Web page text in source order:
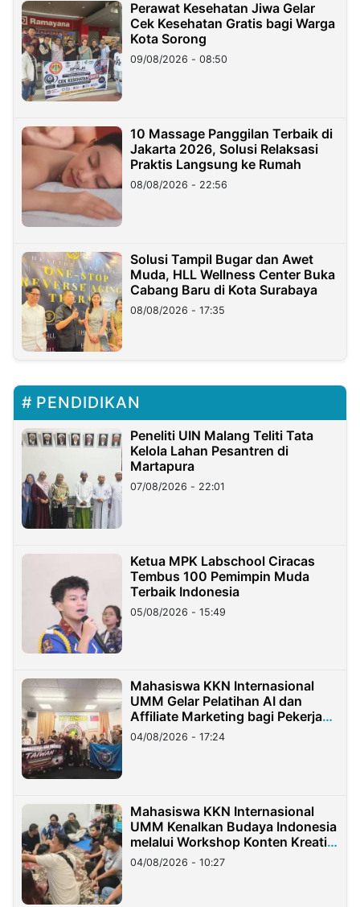
Perawat Kesehatan Jiwa Gelar
Cek Kesehatan Gratis bagi Warga
Kota Sorong
09/08/2026 - 08:50
10 Massage Panggilan Terbaik di
Jakarta 2026, Solusi Relaksasi
Praktis Langsung ke Rumah
08/08/2026 - 22:56
Solusi Tampil Bugar dan Awet
Muda, HLL Wellness Center Buka
Cabang Baru di Kota Surabaya
08/08/2026 - 17:35
PENDIDIKAN
Peneliti UIN Malang Teliti Tata
Kelola Lahan Pesantren di
Martapura
07/08/2026 - 22:01
Ketua MPK Labschool Ciracas
Tembus 100 Pemimpin Muda
Terbaik Indonesia
05/08/2026 - 15:49
Mahasiswa KKN Internasional
UMM Gelar Pelatihan AI dan
Affiliate Marketing bagi Pekerja
Migran Indonesia di Taiwan
04/08/2026 - 17:24
Mahasiswa KKN Internasional
UMM Kenalkan Budaya Indonesia
melalui Workshop Konten Kreatif
di Taiwan
04/08/2026 - 10:27